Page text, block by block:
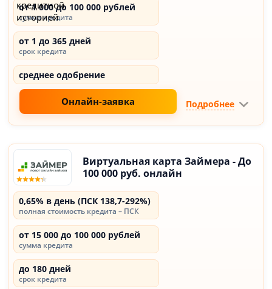
от 1 000 до 100 000 рублей
сумма кредита
от 1 до 365 дней
срок кредита
среднее одобрение
Онлайн-заявка Подробнее
Виртуальная карта Займера - До
100 000 руб. онлайн
0,65% в день (ПСК 138,7-292%)
полная стоимость кредита – ПСК
от 15 000 до 100 000 рублей
сумма кредита
до 180 дней
срок кредита